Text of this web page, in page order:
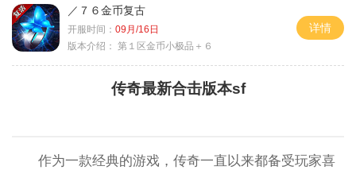
／７６金币复古
开服时间： 09月/16日
版本介绍： 第１区金币小极品＋６
详情
传奇最新合击版本sf
作为一款经典的游戏，传奇一直以来都备受玩家喜